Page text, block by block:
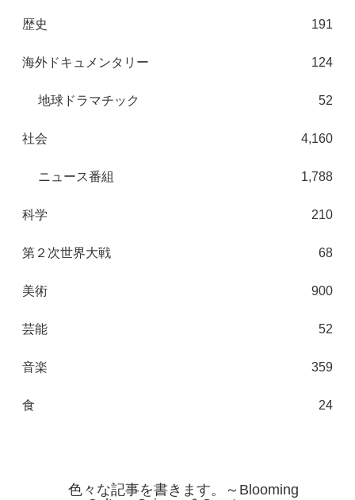
歴史 191
海外ドキュメンタリー 124
地球ドラマチック 52
社会 4,160
ニュース番組 1,788
科学 210
第２次世界大戦 68
美術 900
芸能 52
音楽 359
食 24
色々な記事を書きます。～Blooming